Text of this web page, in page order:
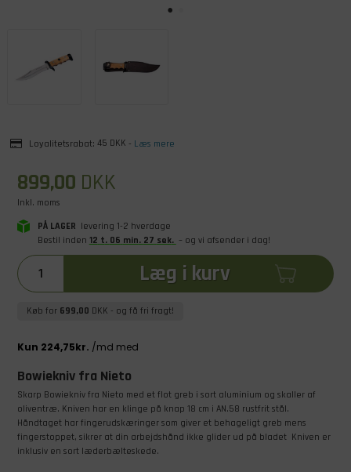
Loyalitetsrabat: 45 DKK - Læs mere
899,00 DKK
Inkl. moms
PÅ LAGER levering 1-2 hverdage
Bestil inden 12 t. 06 min. 26 sek. – og vi afsender i dag!
Læg i kurv
Køb for 699,00 DKK - og få fri fragt!
Bowiekniv fra Nieto
Skarp Bowiekniv fra Nieto med et flot greb i sort aluminium og skaller af
oliventræ. Kniven har en klinge på knap 18 cm i AN.58 rustfrit stål.
Håndtaget har fingerudskæringer som giver et behageligt greb mens
fingerstoppet, sikrer at din arbejdshånd ikke glider ud på bladet Kniven er
inklusiv en sort læderbælteskede.